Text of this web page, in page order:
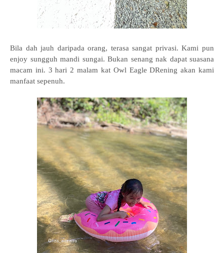
Bila dah jauh daripada orang, terasa sangat privasi. Kami pun
enjoy sungguh mandi sungai. Bukan senang nak dapat suasana
macam ini. 3 hari 2 malam kat Owl Eagle DRening akan kami
manfaat sepenuh.